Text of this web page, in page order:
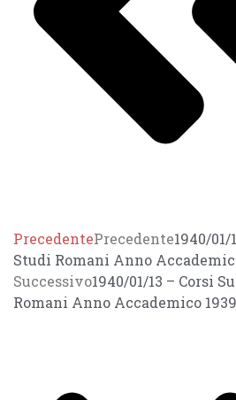
PrecedentePrecedente1940/
Studi Romani Anno
Successivo1940/01/13 – Corsi
Romani Anno Accademico